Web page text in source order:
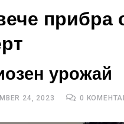
прибра
урожай
24, 2023 0